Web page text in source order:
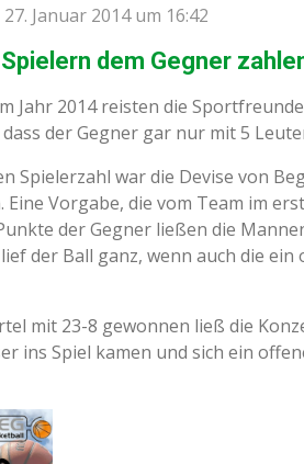
Januar 2014 um 16:42
dem Gegner
Jahr 2014 reisten die
der Gegner gar nur mit 5
Spielerzahl war die Devise von
Eine Vorgabe, die vom Team im
der Gegner ließen die
der Ball ganz, wenn auch die
mit 23-8 gewonnen ließ die
ins Spiel kamen und sich ein